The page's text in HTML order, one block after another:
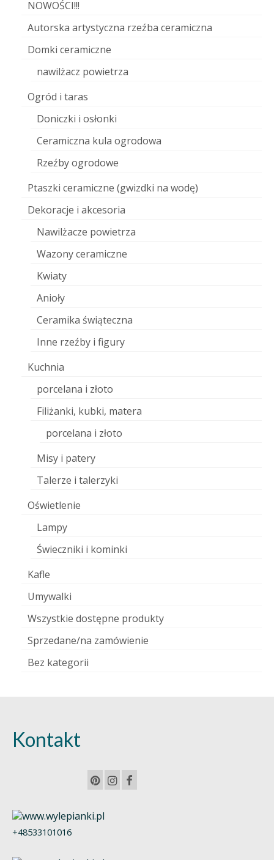
NOWOŚCI!!!
Autorska artystyczna rzeźba ceramiczna
Domki ceramiczne
nawilżacz powietrza
Ogród i taras
Doniczki i osłonki
Ceramiczna kula ogrodowa
Rzeźby ogrodowe
Ptaszki ceramiczne (gwizdki na wodę)
Dekoracje i akcesoria
Nawilżacze powietrza
Wazony ceramiczne
Kwiaty
Anioły
Ceramika świąteczna
Inne rzeźby i figury
Kuchnia
porcelana i złoto
Filiżanki, kubki, matera
porcelana i złoto
Misy i patery
Talerze i talerzyki
Oświetlenie
Lampy
Świeczniki i kominki
Kafle
Umywalki
Wszystkie dostępne produkty
Sprzedane/na zamówienie
Bez kategorii
Kontakt
+48533101016